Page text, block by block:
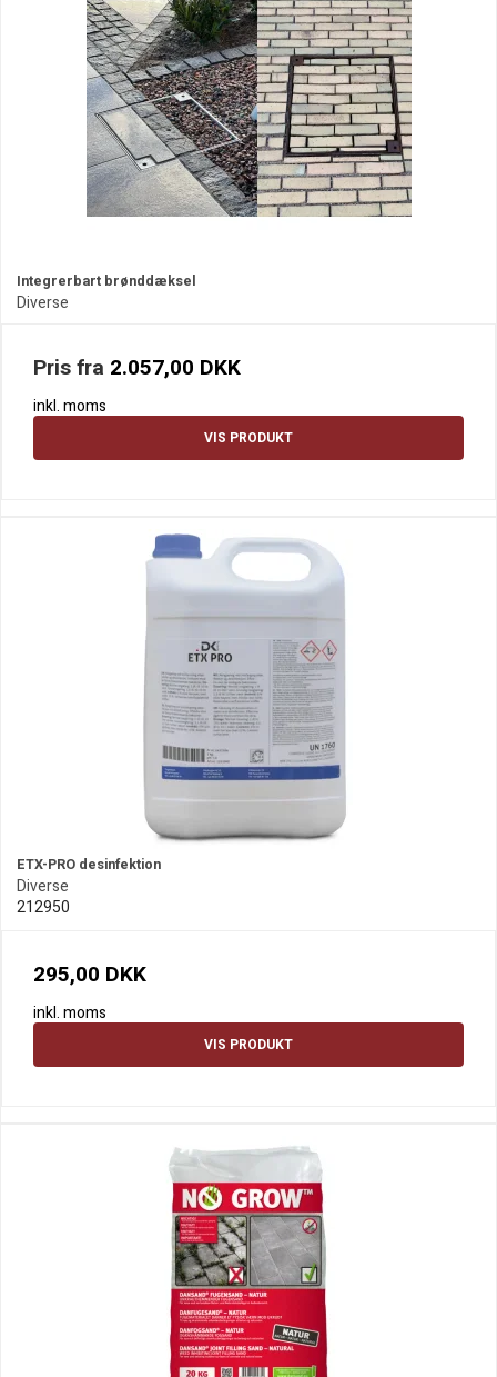
Integrerbart brønddæksel
Diverse
Pris fra 2.057,00 DKK
inkl. moms
VIS PRODUKT
ETX-PRO desinfektion
Diverse
212950
295,00 DKK
inkl. moms
VIS PRODUKT